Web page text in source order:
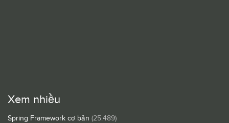
Xem nhiều
Spring Framework cơ bản (25.489)